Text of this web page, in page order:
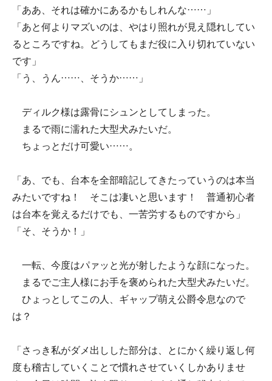
「ああ、それは確かにあるかもしれんな……」
「あと何よりマズいのは、やはり照れが見え隠れしてい
るところですね。どうしてもまだ役に入り切れていない
です」
「う、うん……、そうか……」
ディルク様は露骨にシュンとしてしまった。
まるで雨に濡れた大型犬みたいだ。
ちょっとだけ可愛い……。
「あ、でも、台本を全部暗記してきたっていうのは本当
みたいですね！ そこは凄いと思います！ 普通初心者
は台本を覚えるだけでも、一苦労するものですから」
「そ、そうか！」
一転、今度はパァッと光が射したような顔になった。
まるでご主人様にお手を褒められた大型犬みたいだ。
ひょっとしてこの人、ギャップ萌え公爵令息なので
は？
「さっき私がダメ出しした部分は、とにかく繰り返し何
度も稽古していくことで慣れさせていくしかありませ